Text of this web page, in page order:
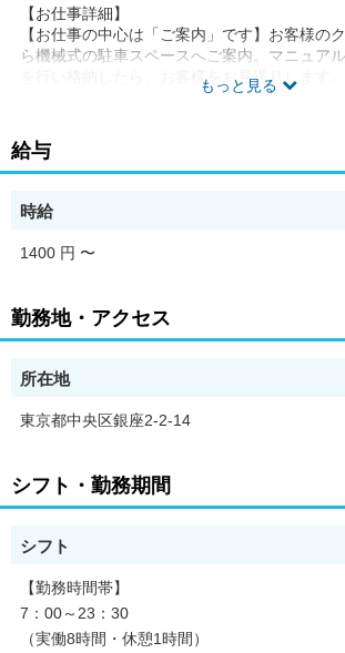
もっと見る
【お仕事詳細】
【お仕事の中心は「ご案内」です】お客様の
ら機械式の駐車スペースへご案内。マニュア
を行い格納したら、お客様をお見送りします
や行動により、お客様の1日をより気持ち良く
【研修内容】
事、使う端末や機械の操作方法などのレクチ
その後、先輩と一緒に実際の対応や作業につ
ます。対応に沿ったマニュアルがあり、見返
先輩達もしっかりフォローしていきますので
給与
時給
1400 円 〜
勤務地・アクセス
所在地
東京都中央区銀座2-2-14
シフト・勤務期間
シフト
【勤務時間帯】
7：00～23：30
（実働8時間・休憩1時間）